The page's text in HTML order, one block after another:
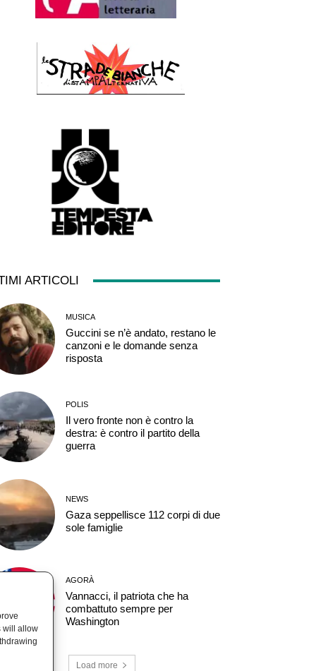
will allow
ARTICOLI
MUSICA
Guccini se n’è andato, restano le
canzoni e le domande senza
risposta
POLIS
Il vero fronte non è contro la
destra: è contro il partito della
guerra
NEWS
Gaza seppellisce 112 corpi di due
sole famiglie
AGORÀ
Vannacci, il patriota che ha
combattuto sempre per
Washington
Load more